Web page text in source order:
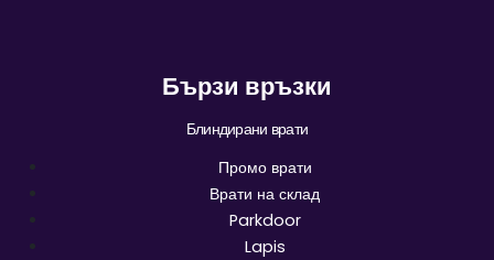
Бързи връзки
Блиндирани врати
Промо врати
Врати на склад
Parkdoor
Lapis